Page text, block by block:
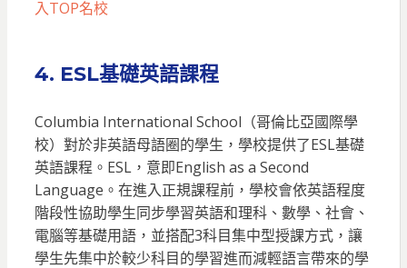
入TOP名校
4. ESL基礎英語課程
Columbia International School（哥倫比亞國際學
校）對於非英語母語圈的學生，學校提供了ESL基礎
英語課程。ESL，意即English as a Second
Language。在進入正規課程前，學校會依英語程度
階段性協助學生同步學習英語和理科、數學、社會、
電腦等基礎用語，並搭配3科目集中型授課方式，讓
學生先集中於較少科目的學習進而減輕語言帶來的學